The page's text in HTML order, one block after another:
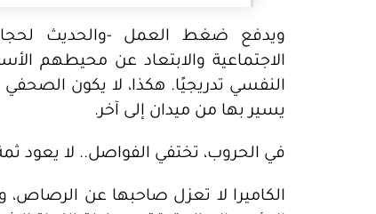
ويدفع ضغط العمل -والحديث
الاجتماعية والابتعاد عن محيطهم
النفسي تدريجيًا. هكذا، لا يكون
يسير بها من ميدان إلى آخر.
في الحروب، تختفي الفواصل.. لا
الكاميرا لا تعزل صاحبها عن الرصاص،